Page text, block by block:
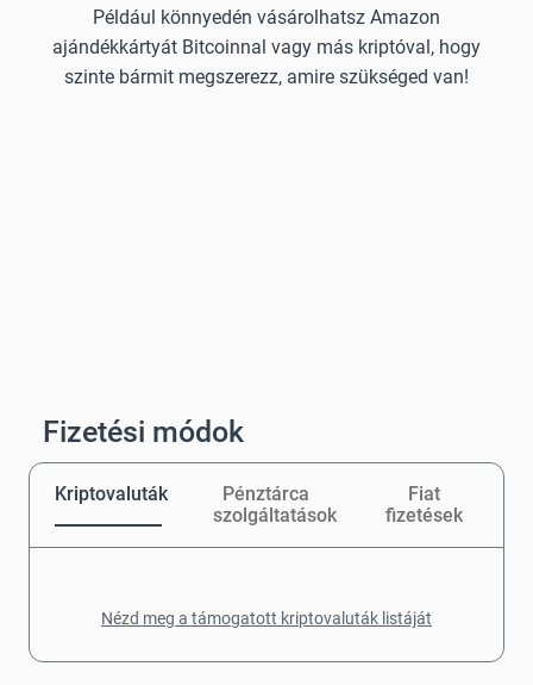
Például könnyedén vásárolhatsz Amazon
ajándékkártyát Bitcoinnal vagy más kriptóval, hogy
szinte bármit megszerezz, amire szükséged van!
Fizetési módok
Kriptovaluták
Pénztárca
szolgáltatások
Fiat
fizetések
Nézd meg a támogatott kriptovaluták listáját